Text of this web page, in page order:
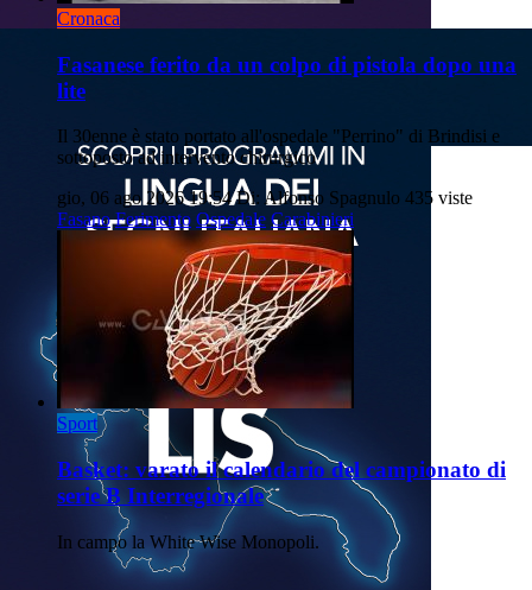
Cronaca
Fasanese ferito da un colpo di pistola dopo una
lite
Il 30enne è stato portato all'ospedale "Perrino" di Brindisi e
sottoposto ad intervento chirurgico
gio, 06 ago 2026 19:54 Di: Alfonso Spagnulo 435 viste
Fasano Ferimento Ospedale Carabinieri
Sport
Basket: varato il calendario del campionato di
serie B Interregionale
In campo la White Wise Monopoli.